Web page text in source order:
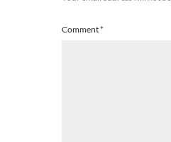
Comment*